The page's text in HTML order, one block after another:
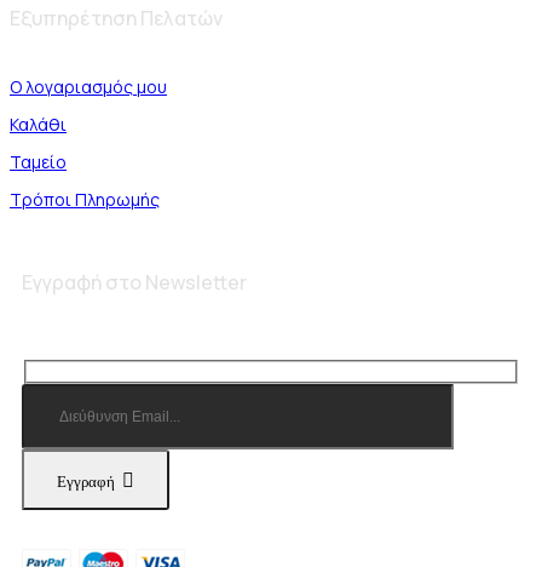
Εξυπηρέτηση Πελατών
Ο λογαριασμός μου
Καλάθι
Ταμείο
Τρόποι Πληρωμής
Εγγραφή στο Newsletter
Εγγραφή